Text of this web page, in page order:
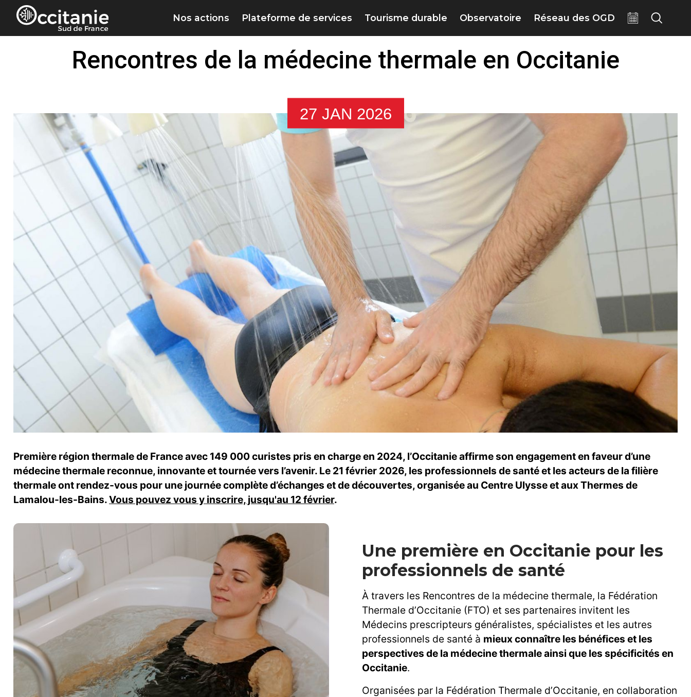
Panneau de gestion des cookies
Nos actions Plateforme de services Tourisme durable Observatoire Réseau des OGD
Rencontres de la médecine thermale en Occitanie
27 JAN 2026
Première région thermale de France avec 149 000 curistes pris en charge en 2024, l’Occitanie affirme son engagement en faveur d’une
médecine thermale reconnue, innovante et tournée vers l’avenir. Le 21 février 2026, les professionnels de santé et les acteurs de la filière
thermale ont rendez-vous pour une journée complète d’échanges et de découvertes, organisée au Centre Ulysse et aux Thermes de
Lamalou-les-Bains.Vous pouvez vous y inscrire, jusqu'au 12 février.
Une première en Occitanie pour les
professionnels de santé
À travers les Rencontres de la médecine thermale, la Fédération
Thermale d’Occitanie (FTO) et ses partenaires invitent les
Médecins prescripteurs généralistes, spécialistes et les autres
professionnels de santé à mieux connaître les bénéfices et les
perspectives de la médecine thermale ainsi que les spécificités en
Occitanie.
Organisées par la Fédération Thermale d’Occitanie, en collaboration